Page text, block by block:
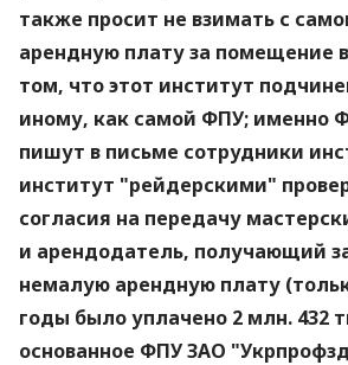
также просит не взимать с
арендную плату за помещение
том, что этот институт
иному, как самой ФПУ; именно
пишут в письме сотрудники
институт "рейдерскими"
согласия на передачу
и арендодатель, получающий
немалую арендную плату
годы было уплачено 2 млн. 432
основанное ФПУ ЗАО